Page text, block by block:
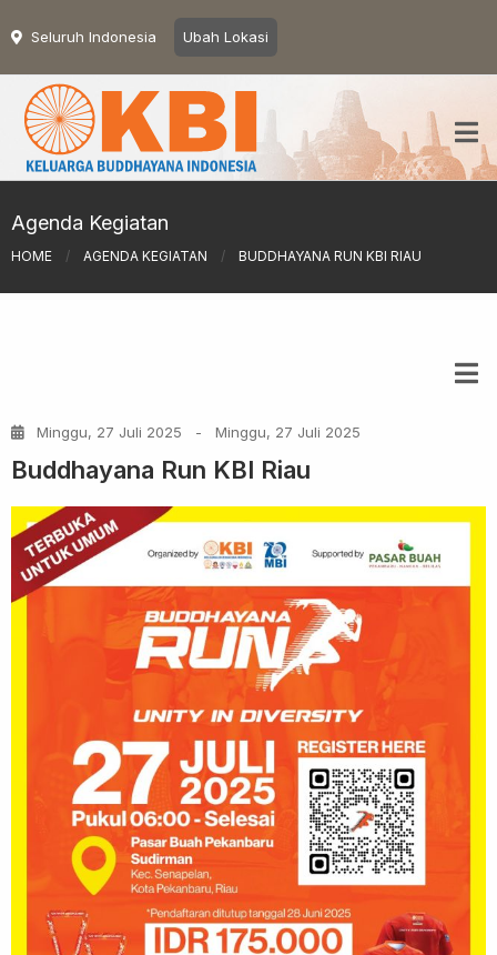
Seluruh Indonesia Ubah Lokasi
Agenda Kegiatan
HOME / AGENDA KEGIATAN / BUDDHAYANA RUN KBI RIAU
Minggu, 27 Juli 2025 - Minggu, 27 Juli 2025
Buddhayana Run KBI Riau